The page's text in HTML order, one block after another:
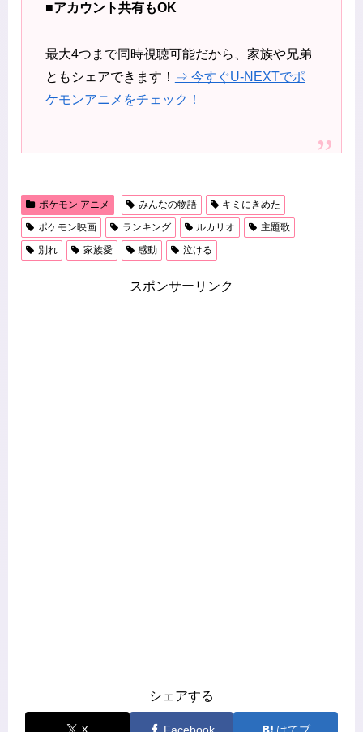
■アカウント共有もOK
最大4つまで同時視聴可能だから、家族や兄弟
ともシェアできます！ ⇒ 今すぐU-NEXTでポ
ケモンアニメをチェック！
ポケモン アニメ みんなの物語
キミにきめた
ポケモン映画
ランキング ルカリオ
主題歌
別れ
家族愛 感動 泣ける
スポンサーリンク
シェアする
X Facebook はてブ